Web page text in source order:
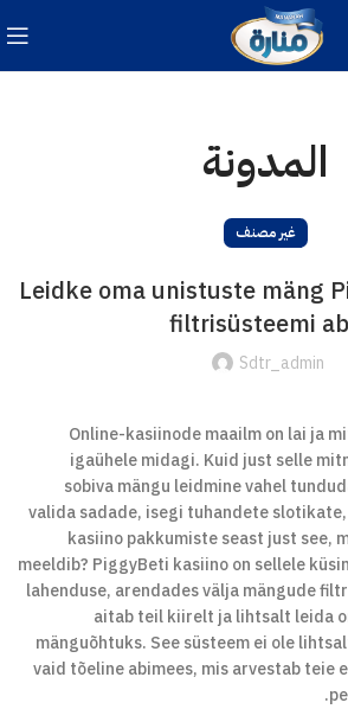
المدونة
غير مصنف
Leidke oma unistuste mäng
filtrisüsteemi
Sdtr_admin
Online-kasiinode maailm on lai ja
igaühele midagi. Kuid just selle
sobiva mängu leidmine vahel
valida sadade, isegi tuhandete
kasiino pakkumiste seast just see,
meeldib? PiggyBeti kasiino on sellele
lahenduse, arendades välja mängude
aitab teil kiirelt ja lihtsalt leida
mänguõhtuks. See süsteem ei ole
vaid tõeline abimees, mis arvestab teie